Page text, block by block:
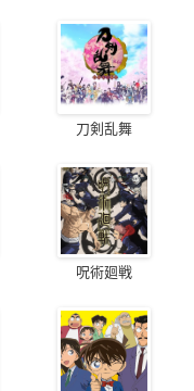
刀剣乱舞
呪術廻戦